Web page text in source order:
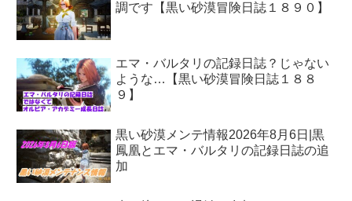
調です【黒い砂漠冒険日誌１８９０】
エマ・バルタリの記録日誌？じゃない
ような…【黒い砂漠冒険日誌１８８
９】
黒い砂漠メンテ情報2026年8月6日|黒
鳳凰とエマ・バルタリの記録日誌の追
加